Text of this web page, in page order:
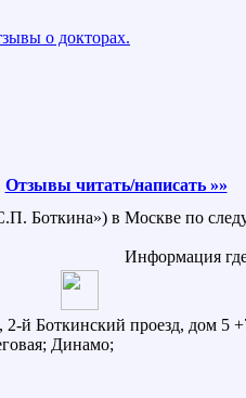
о докторах.
Отзывы читать/написать »»
Боткина») в Москве по
Информация
2-й Боткинский проезд, дом 5
Динамо;